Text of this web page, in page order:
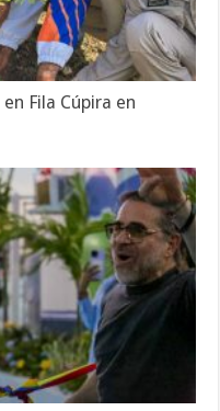
Fila Cúpira en